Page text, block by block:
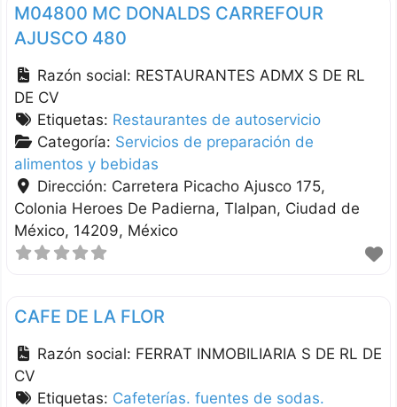
M04800 MC DONALDS CARREFOUR
AJUSCO 480
Razón social: RESTAURANTES ADMX S DE RL
DE CV
Etiquetas: Restaurantes de autoservicio
Categoría: Servicios de preparación de
alimentos y bebidas
Dirección: Carretera Picacho Ajusco 175,
Colonia Heroes De Padierna Tlalpan Ciudad de
México 14209 México
CAFE DE LA FLOR
Razón social: FERRAT INMOBILIARIA S DE RL DE
CV
Etiquetas: Cafeterías. fuentes de sodas.